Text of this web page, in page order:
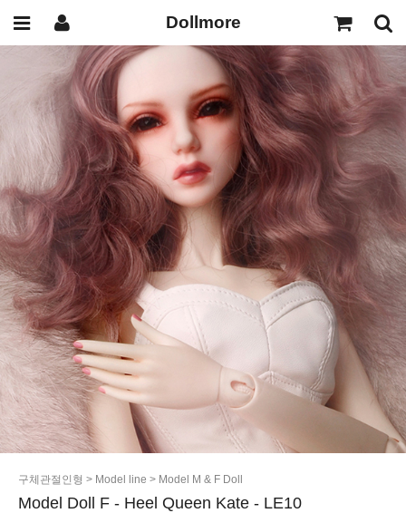
Dollmore
구체관절인형 > Model line > Model M & F Doll
Model Doll F - Heel Queen Kate - LE10